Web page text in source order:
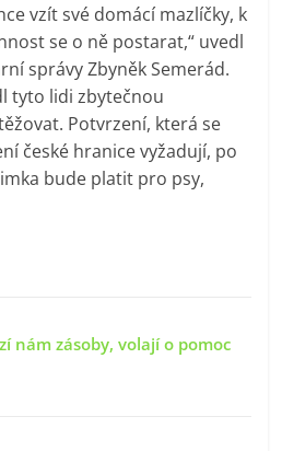
vzít své domácí mazlíčky, k
se o ně postarat,“ uvedl
správy Zbyněk Semerád.
tyto lidi zbytečnou
Potvrzení, která se
české hranice vyžadují, po
bude platit pro psy,
nám zásoby, volají o pomoc